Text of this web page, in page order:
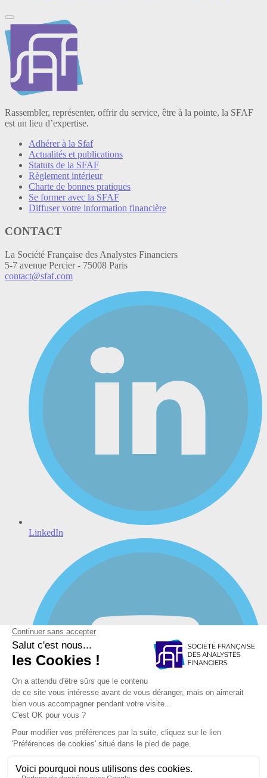
Rassembler, représenter, offrir du service, être à la pointe, la SFAF
est un lieu d’expertise.
Adhérer à la Sfaf
Actualités et publications
Statuts de la SFAF
Règlement intérieur
Charte de bonnes pratiques
Se former avec la SFAF
Diffuser votre information financière
CONTACT
La Société Française des Analystes Financiers
5-7 avenue Percier - 75008 Paris
contact@sfaf.com
LinkedIn